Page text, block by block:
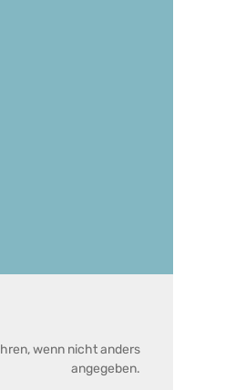
wenn nicht anders
angegeben.